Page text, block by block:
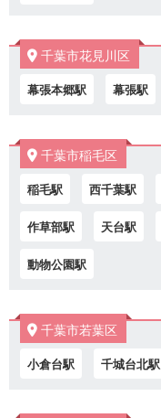
千葉市花見川区
幕張本郷駅 幕張駅
千葉市稲毛区
稲毛駅 西千葉駅
作草部駅 天台駅
動物公園駅
千葉市若葉区
小倉台駅 千城台北駅